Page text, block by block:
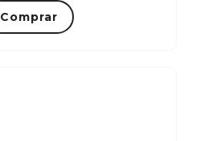
Comprar